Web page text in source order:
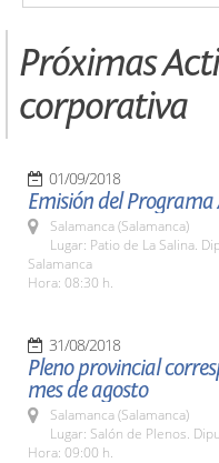
Próximas
corporativa
01/09/2018
Emisión del
Salamanca (Salamanca)
Lugar: Patio de La Salina.
Salamanca
Hora: 08:30 h.
31/08/2018
Pleno provincial
mes de agosto
Salamanca (Salamanca)
Lugar: Salón de Plenos.
Hora: 09:00 h.